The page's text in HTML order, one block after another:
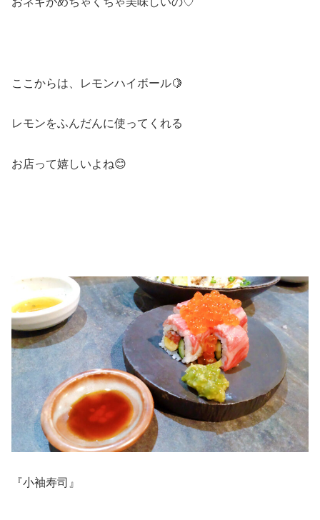
ここからは、レモンハイボール🍋
レモンをふんだんに使ってくれる
お店って嬉しいよね😊
『小袖寿司』